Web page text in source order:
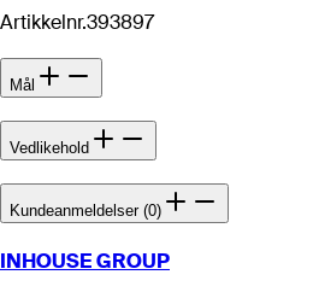
Artikkelnr.393897
Mål
Vedlikehold
Kundeanmeldelser (0)
INHOUSE GROUP